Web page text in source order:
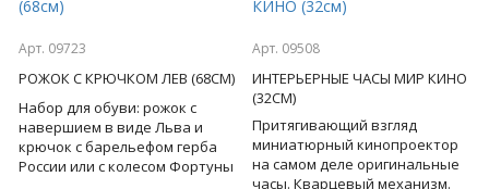
Арт. 09723
РОЖОК С КРЮЧКОМ ЛЕВ (68СМ)
Набор для обуви: рожок с
навершием в виде Льва и
крючок с барельефом герба
России или с колесом Фортуны
Арт. 09508
ИНТЕРЬЕРНЫЕ ЧАСЫ МИР КИНО
(32СМ)
Притягивающий взгляд
миниатюрный кинопроектор
на самом деле оригинальные
часы. Кварцевый механизм.